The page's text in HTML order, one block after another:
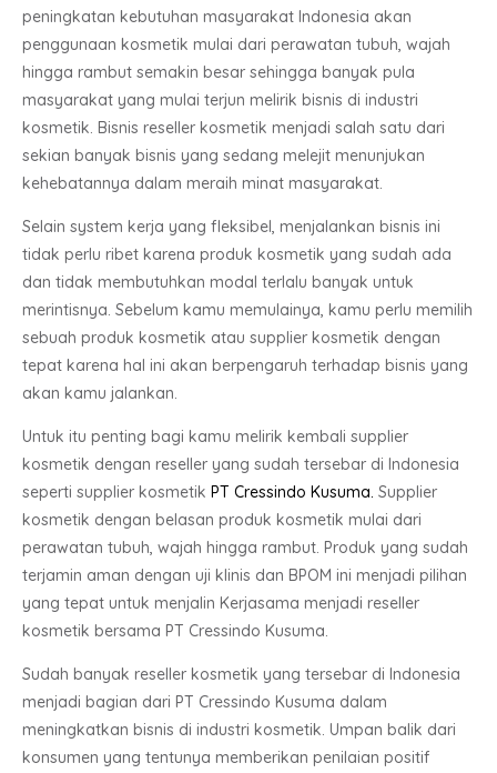
peningkatan kebutuhan masyarakat Indonesia akan
penggunaan kosmetik mulai dari perawatan tubuh, wajah
hingga rambut semakin besar sehingga banyak pula
masyarakat yang mulai terjun melirik bisnis di industri
kosmetik. Bisnis reseller kosmetik menjadi salah satu dari
sekian banyak bisnis yang sedang melejit menunjukan
kehebatannya dalam meraih minat masyarakat.
Selain system kerja yang fleksibel, menjalankan bisnis ini
tidak perlu ribet karena produk kosmetik yang sudah ada
dan tidak membutuhkan modal terlalu banyak untuk
merintisnya. Sebelum kamu memulainya, kamu perlu memilih
sebuah produk kosmetik atau supplier kosmetik dengan
tepat karena hal ini akan berpengaruh terhadap bisnis yang
akan kamu jalankan.
Untuk itu penting bagi kamu melirik kembali supplier
kosmetik dengan reseller yang sudah tersebar di Indonesia
seperti supplier kosmetik PT Cressindo Kusuma. Supplier
kosmetik dengan belasan produk kosmetik mulai dari
perawatan tubuh, wajah hingga rambut. Produk yang sudah
terjamin aman dengan uji klinis dan BPOM ini menjadi pilihan
yang tepat untuk menjalin Kerjasama menjadi reseller
kosmetik bersama PT Cressindo Kusuma.
Sudah banyak reseller kosmetik yang tersebar di Indonesia
menjadi bagian dari PT Cressindo Kusuma dalam
meningkatkan bisnis di industri kosmetik. Umpan balik dari
konsumen yang tentunya memberikan penilaian positif